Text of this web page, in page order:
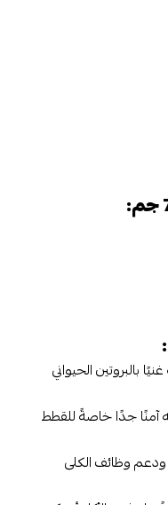
بالبروتين الحيواني
آمنًا جدًا خاصةً للقطط
وظائف الكلى